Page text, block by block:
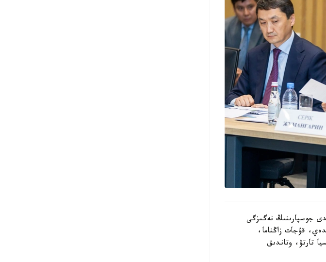
-جىلدارعا ارنالعان كەشەندى جوسپارىنىڭ نەگىزگى
قۇجات زاڭناما،
تارتۋ، وتاندىق